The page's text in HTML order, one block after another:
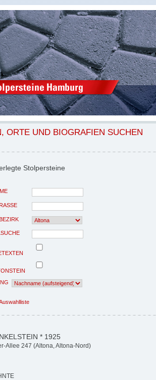
ORTE UND BIOGRAFIEN SUCHEN
Stolpersteine
* 1925
Allee 247 (Altona, Altona-Nord)